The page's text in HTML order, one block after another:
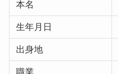
本名
生年月日
出身地
職業